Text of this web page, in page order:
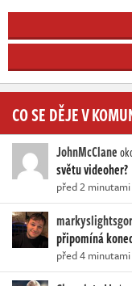
CO SE DĚJE V
JohnMcClane
světu videoher?
před 2 minutami
připomíná
před 4 minutami